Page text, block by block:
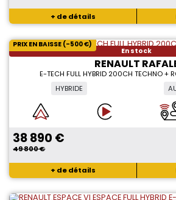
+ de détails
En stock
PRIX EN BAISSE (-500 €)
RENAULT
E-TECH FULL HYBRID 200CH TECHNO +
HYBRIDE
38 890 €
49 800 €
+ de détails